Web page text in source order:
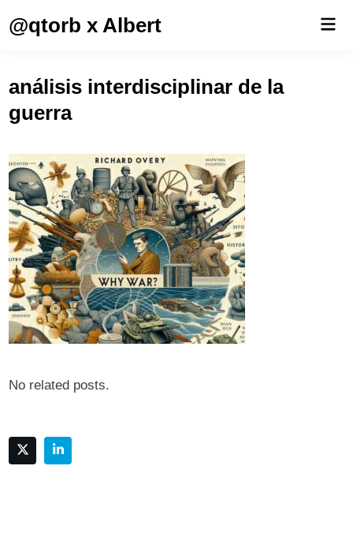
@qtorb x Albert
análisis interdisciplinar de la
guerra
No related posts.